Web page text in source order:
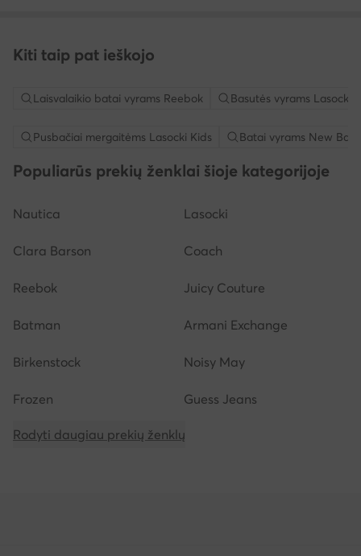
Kiti taip pat ieškojo
Laisvalaikio batai vyrams Reebok Basutės vyrams Lasocki
Pusbačiai mergaitėms Lasocki Kids Batai vyrams New
Populiarūs prekių ženklai šioje kategorijoje
Nautica Lasocki
Clara Barson Coach
Reebok Juicy Couture
Batman Armani Exchange
Birkenstock Noisy May
Frozen Guess Jeans
Rodyti daugiau prekių ženklų